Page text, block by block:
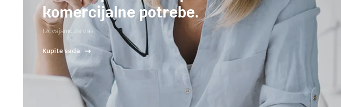
komercijalne potrebe.
Izdvajamo za Vas.
Kupite sada